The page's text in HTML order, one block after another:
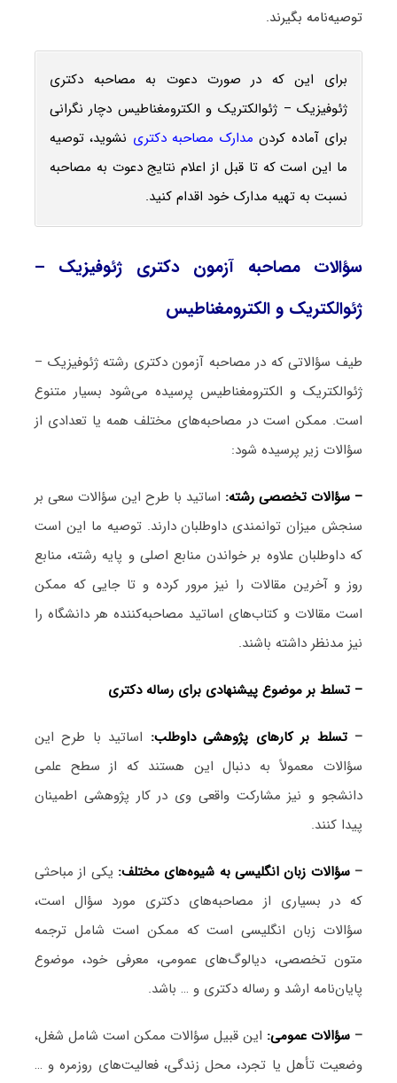
توصیه‌نامه بگیرند.
برای این که در صورت دعوت به مصاحبه دکتری
ژئوفیزیک – ژئوالکتریک و الکترومغناطیس دچار نگرانی
برای آماده کردن مدارک مصاحبه دکتری نشوید، توصیه
ما این است که تا قبل از اعلام نتایج دعوت به مصاحبه
نسبت به تهیه مدارک خود اقدام کنید.
سؤالات مصاحبه آزمون دکتری ژئوفیزیک –
ژئوالکتریک و الکترومغناطیس
طیف سؤالاتی که در مصاحبه آزمون دکتری رشته ژئوفیزیک –
ژئوالکتریک و الکترومغناطیس پرسیده می‌شود بسیار متنوع
است. ممکن است در مصاحبه‌های مختلف همه یا تعدادی از
سؤالات زیر پرسیده شود:
– سؤالات تخصصی رشته: اساتید با طرح این سؤالات سعی بر
سنجش میزان توانمندی داوطلبان دارند. توصیه ما این است
که داوطلبان علاوه بر خواندن منابع اصلی و پایه رشته، منابع
روز و آخرین مقالات را نیز مرور کرده و تا جایی که ممکن
است مقالات و کتاب‌های اساتید مصاحبه‌کننده هر دانشگاه را
نیز مدنظر داشته باشند.
– تسلط بر موضوع پیشنهادی برای رساله دکتری
–تسلط بر کارهای پژوهشی داوطلب: اساتید با طرح این
سؤالات معمولاً به دنبال این هستند که از سطح علمی
دانشجو و نیز مشارکت واقعی وی در کار پژوهشی اطمینان
پیدا کنند.
– سؤالات زبان انگلیسی به شیوه‌های مختلف: یکی از مباحثی
که در بسیاری از مصاحبه‌های دکتری مورد سؤال است،
سؤالات زبان انگلیسی است که ممکن است شامل ترجمه
متون تخصصی، دیالوگ‌های عمومی، معرفی خود، موضوع
پایان‌نامه ارشد و رساله دکتری و … باشد.
– سؤالات عمومی: این قبیل سؤالات ممکن است شامل شغل،
وضعیت تأهل یا تجرد، محل زندگی، فعالیت‌های روزمره و …